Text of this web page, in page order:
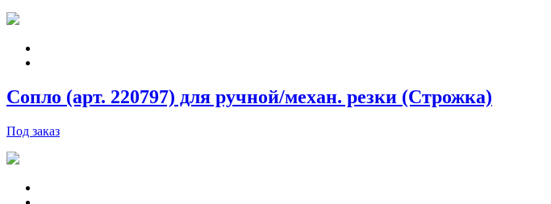
Сопло (арт. 220797) для ручной/механ. резки (Строжка)
Под заказ